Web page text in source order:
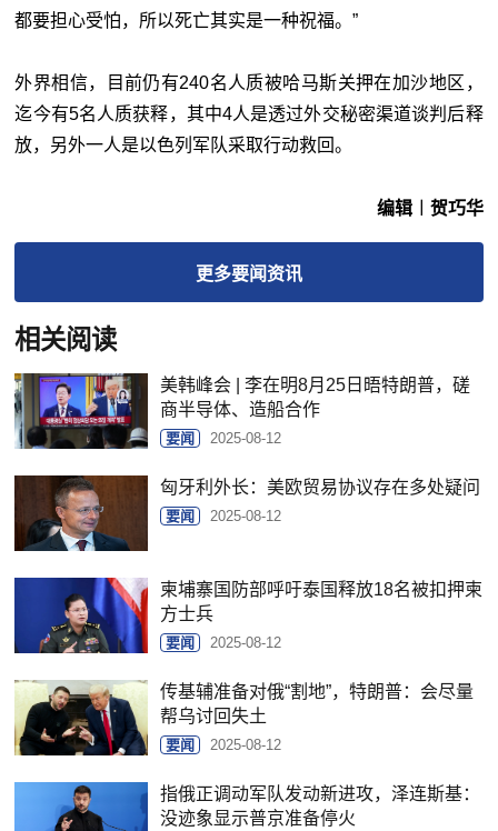
都要担心受怕，所以死亡其实是一种祝福。”
外界相信，目前仍有240名人质被哈马斯关押在加沙地区，
迄今有5名人质获释，其中4人是透过外交秘密渠道谈判后释
放，另外一人是以色列军队采取行动救回。
编辑︱贺巧华
更多要闻资讯
相关阅读
美韩峰会 | 李在明8月25日晤特朗普，磋
商半导体、造船合作
要闻 2025-08-12
匈牙利外长：美欧贸易协议存在多处疑问
要闻 2025-08-12
柬埔寨国防部呼吁泰国释放18名被扣押柬
方士兵
要闻 2025-08-12
传基辅准备对俄“割地”，特朗普：会尽量
帮乌讨回失土
要闻 2025-08-12
指俄正调动军队发动新进攻，泽连斯基：
没迹象显示普京准备停火